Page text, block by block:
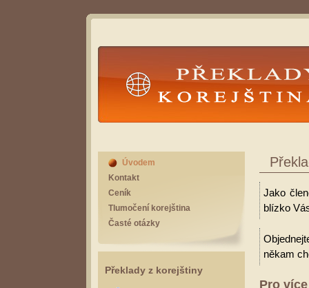
Překlady Korejština
Jako
blízko
někam
Pro
Úvodem
Kontakt
Ceník
Tlumočení korejština
Časté otázky
Překlady z korejštiny